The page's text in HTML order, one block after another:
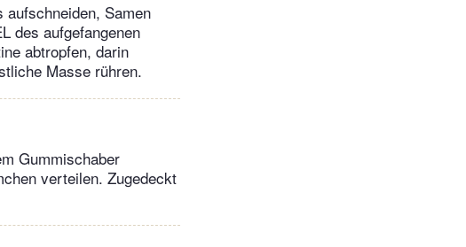
Samen
des aufgefangenen
abtropfen, darin
Masse rühren.
Gummischaber
verteilen. Zugedeckt